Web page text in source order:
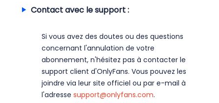
Contact avec le support :
Si vous avez des doutes ou des questions
concernant l'annulation de votre
abonnement, n'hésitez pas à contacter le
support client d'OnlyFans. Vous pouvez les
joindre via leur site officiel ou par e-mail à
l'adresse support@onlyfans.com.